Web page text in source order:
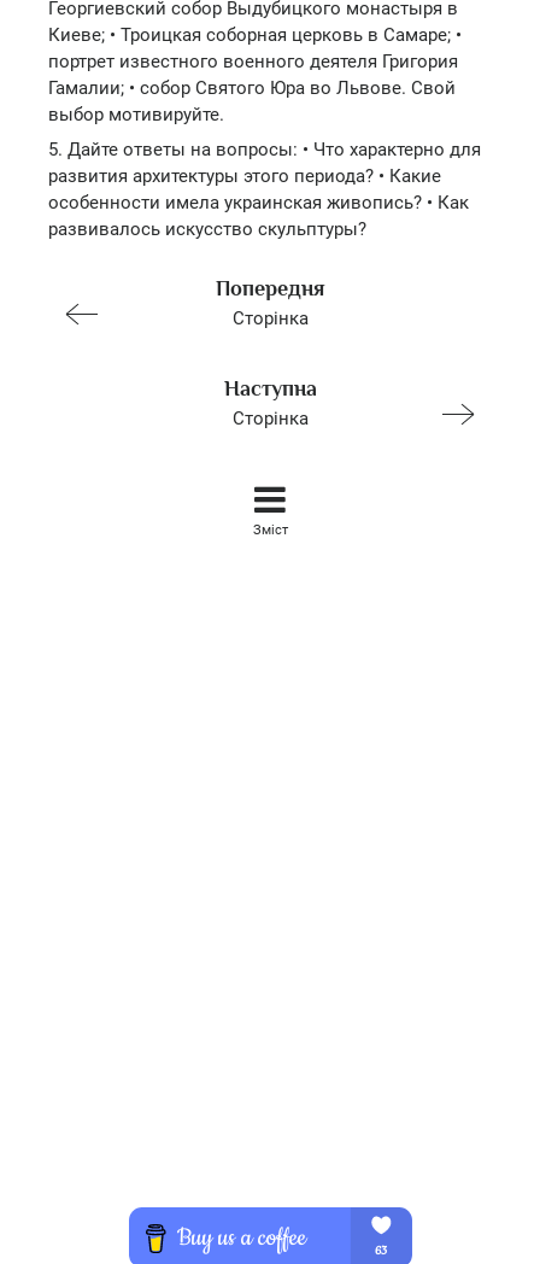
Георгиевский собор Выдубицкого монастыря в
Киеве; • Троицкая соборная церковь в Самаре; •
портрет известного военного деятеля Григория
Гамалии; • собор Святого Юра во Львове. Свой
выбор мотивируйте.
5. Дайте ответы на вопросы: • Что характерно для
развития архитектуры этого периода? • Какие
особенности имела украинская живопись? • Как
развивалось искусство скульптуры?
Попередня
Сторінка
Наступна
Сторінка
Зміст